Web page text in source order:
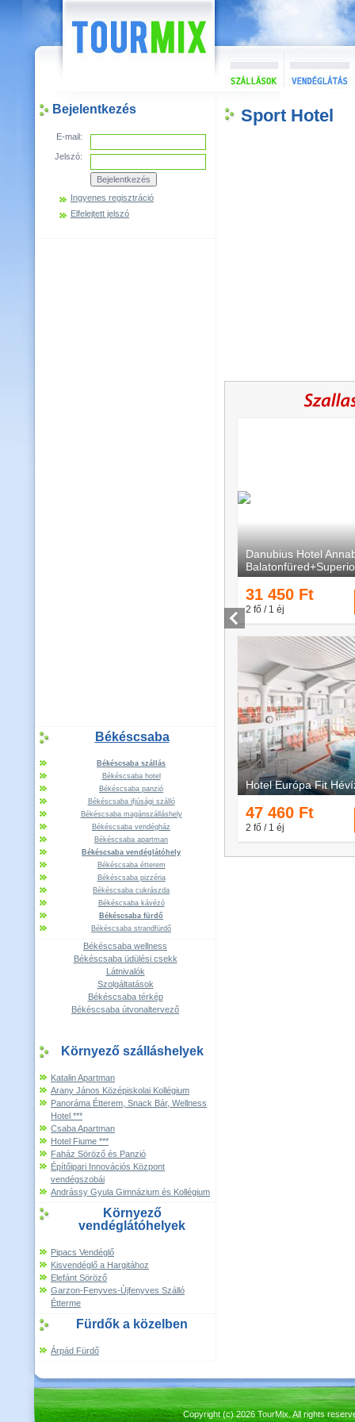
Bejelentkezés
E-mail:
Jelszó:
Ingyenes regisztráció
Elfelejtett jelszó
Békéscsaba
Békéscsaba szállás
Békéscsaba hotel
Békéscsaba panzió
Békéscsaba ifjúsági szálló
Békéscsaba magánszálláshely
Békéscsaba vendégház
Békéscsaba apartman
Békéscsaba vendéglátóhely
Békéscsaba étterem
Békéscsaba pizzéria
Békéscsaba cukrászda
Békéscsaba kávézó
Békéscsaba fürdő
Békéscsaba strandfürdő
Békéscsaba wellness
Békéscsaba üdülési csekk
Látnivalók
Szolgáltatások
Békéscsaba térkép
Békéscsaba útvonaltervező
Környező szálláshelyek
Katalin Apartman
Arany János Középiskolai Kollégium
Panoráma Étterem, Snack Bár, Wellness
Hotel ***
Csaba Apartman
Hotel Fiume ***
Faház Söröző és Panzió
Építőipari Innovációs Központ
vendégszobái
Andrássy Gyula Gimnázium és Kollégium
Környező
vendéglátóhelyek
Pipacs Vendéglő
Kisvendéglő a Hargitához
Elefánt Söröző
Garzon-Fenyves-Újfenyves Szálló
Étterme
Fürdők a közelben
Árpád Fürdő
Sport Hotel
Copyright (c) 2026 TourMix. All rights